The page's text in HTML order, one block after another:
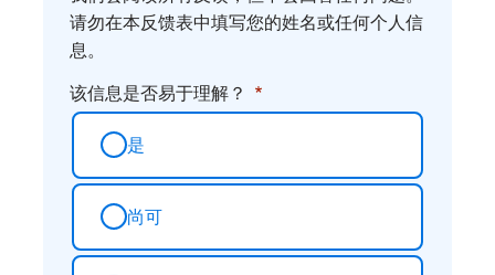
请勿在本反馈表中填写您的姓名或任何个人信
息。
该信息是否易于理解？
是
尚可